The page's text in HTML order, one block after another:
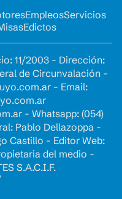
EmpleosServicios
Edictos
11/2003 - Dirección:
de Circunvalación -
- Email:
- Whatsapp: (054)
Pablo Dellazoppa -
Castillo - Editor Web:
del medio -
S.A.C.I.F.